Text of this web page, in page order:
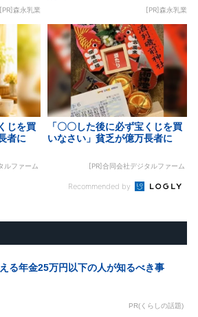
[PR]森永乳業 [PR]森永乳業
じを買
者に
ルファーム
「〇〇した後に必ず宝くじを買
いなさい」貧乏が億万長者に
[PR]合同会社デジタルファーム
Recommended by
る年金25万円以下の人が知るべき事
PR(くらしの話題)